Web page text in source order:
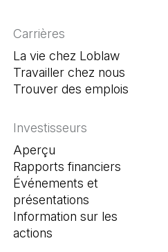
Carrières
La vie chez Loblaw
Travailler chez nous
Trouver des emplois
Investisseurs
Aperçu
Rapports financiers
Événements et
présentations
Information sur les
actions